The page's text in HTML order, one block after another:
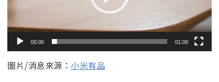
00:00 01:00
圖片/消息來源： 小米有品